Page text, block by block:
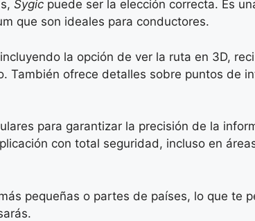
Sygic puede ser la elección correcta. Es
que son ideales para conductores.
la opción de ver la ruta en 3D,
También ofrece detalles sobre puntos de
para garantizar la precisión de la
con total seguridad, incluso en
pequeñas o partes de países, lo que te